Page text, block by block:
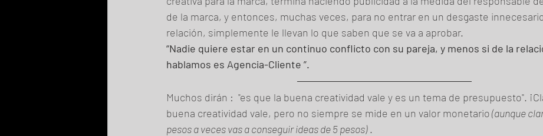
de la marca, y entonces, muchas veces, para no entrar en un desgaste
relación, simplemente le llevan lo que saben que se va a aprobar.
“Nadie quiere estar en un continuo conflicto con su pareja, y menos si de la
hablamos es Agencia-Cliente ”.
Muchos dirán :  "es que la buena creatividad vale y es un tema de presupuesto".
buena creatividad vale, pero no siempre se mide en un valor monetario (aunque
pesos a veces vas a conseguir ideas de 5 pesos) .